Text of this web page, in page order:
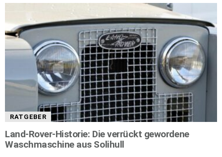
RATGEBER
Land-Rover-Historie: Die verrückt gewordene
Waschmaschine aus Solihull